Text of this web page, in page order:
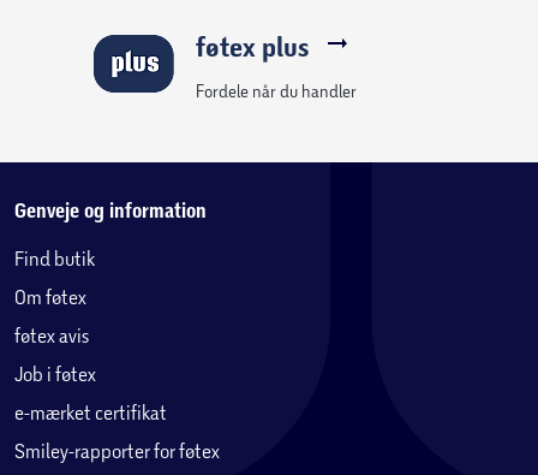
føtex plus
Fordele når du handler
Genveje og information
Find butik
Om føtex
føtex avis
Job i føtex
e-mærket certifikat
Smiley-rapporter for føtex